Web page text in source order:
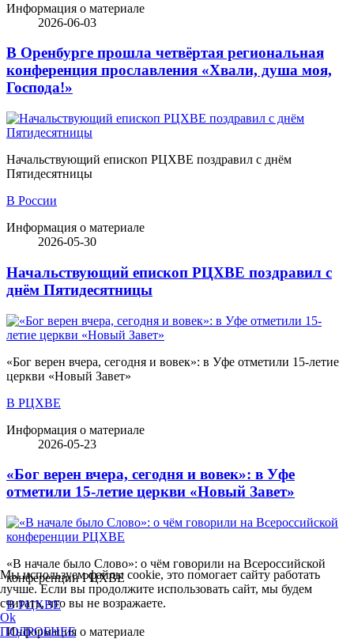
Информация о материале
2026-06-03
В Оренбурге прошла четвёртая региональная
конференция прославления «Хвали, душа моя,
Господа!»
Начальствующий епископ РЦХВЕ поздравил с днём
Пятидесятницы
В России
Информация о материале
2026-05-30
Начальствующий епископ РЦХВЕ поздравил с
днём Пятидесятницы
«Бог верен вчера, сегодня и вовек»: в Уфе отметили 15-летие
церкви «Новый Завет»
В РЦХВЕ
Информация о материале
2026-05-23
«Бог верен вчера, сегодня и вовек»: в Уфе
отметили 15-летие церкви «Новый Завет»
«В начале было Слово»: о чём говорили на Всероссийской
конференции РЦХВЕ
В РЦХВЕ
Информация о материале
Мы используем файлы cookie, это помогает сайту работать
лучше. Если вы продолжите использовать сайт, мы будем
считать, что вы не возражаете.
Ok
ПОДРОБНЕЕ